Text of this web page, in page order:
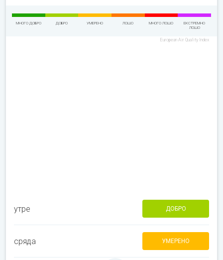
МНОГО ДОБРО ДОБРО УМЕРЕНО ЛОШО МНОГО ЛОШО
ЕКСТРЕМНО
ЛОШО
European Air Quality Index
утре ДОБРО
сряда УМЕРЕНО